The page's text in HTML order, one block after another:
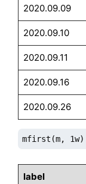
2020.09.09
2020.09.10
2020.09.11
2020.09.16
2020.09.26
mfirst(m, 1w)
label